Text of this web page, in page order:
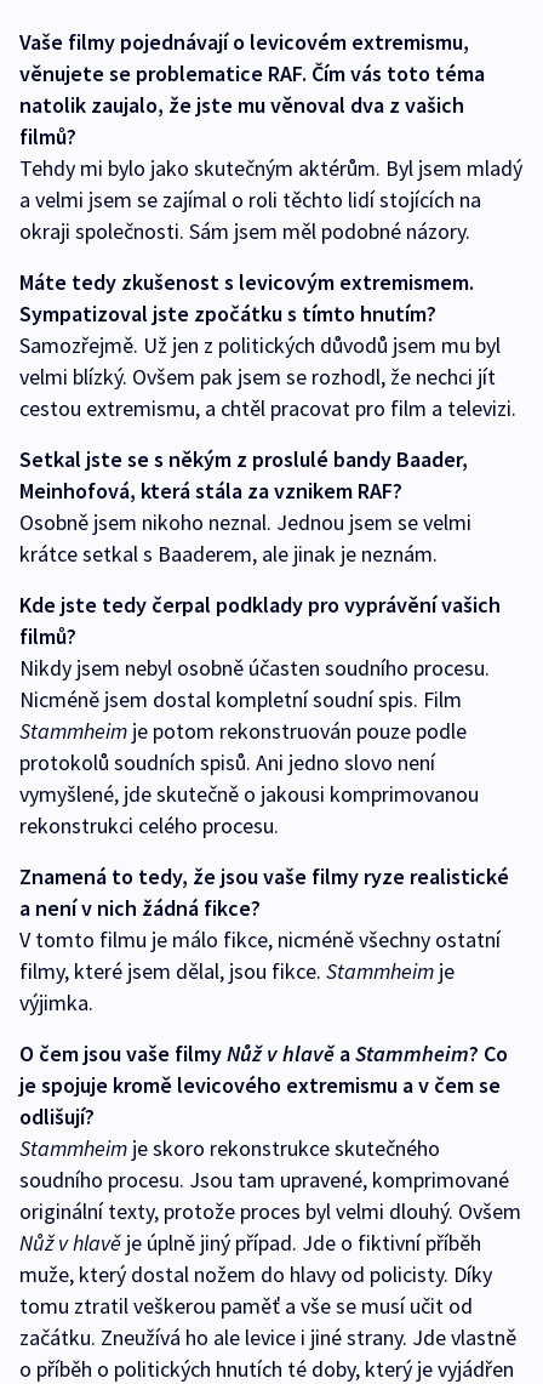
Vaše filmy pojednávají o levicovém extremismu,
věnujete se problematice RAF. Čím vás toto téma
natolik zaujalo, že jste mu věnoval dva z vašich
filmů?
Tehdy mi bylo jako skutečným aktérům. Byl jsem mladý
a velmi jsem se zajímal o roli těchto lidí stojících na
okraji společnosti. Sám jsem měl podobné názory.
Máte tedy zkušenost s levicovým extremismem.
Sympatizoval jste zpočátku s tímto hnutím?
Samozřejmě. Už jen z politických důvodů jsem mu byl
velmi blízký. Ovšem pak jsem se rozhodl, že nechci jít
cestou extremismu, a chtěl pracovat pro film a televizi.
Setkal jste se s někým z proslulé bandy Baader,
Meinhofová, která stála za vznikem RAF?
Osobně jsem nikoho neznal. Jednou jsem se velmi
krátce setkal s Baaderem, ale jinak je neznám.
Kde jste tedy čerpal podklady pro vyprávění vašich
filmů?
Nikdy jsem nebyl osobně účasten soudního procesu.
Nicméně jsem dostal kompletní soudní spis. Film
Stammheim je potom rekonstruován pouze podle
protokolů soudních spisů. Ani jedno slovo není
vymyšlené, jde skutečně o jakousi komprimovanou
rekonstrukci celého procesu.
Znamená to tedy, že jsou vaše filmy ryze realistické
a není v nich žádná fikce?
V tomto filmu je málo fikce, nicméně všechny ostatní
filmy, které jsem dělal, jsou fikce. Stammheim je
výjimka.
O čem jsou vaše filmyNůž v hlavě aStammheim? Co
je spojuje kromě levicového extremismu a v čem se
odlišují?
Stammheim je skoro rekonstrukce skutečného
soudního procesu. Jsou tam upravené, komprimované
originální texty, protože proces byl velmi dlouhý. Ovšem
Nůž v hlavě je úplně jiný případ. Jde o fiktivní příběh
muže, který dostal nožem do hlavy od policisty. Díky
tomu ztratil veškerou paměť a vše se musí učit od
začátku. Zneužívá ho ale levice i jiné strany. Jde vlastně
o příběh o politických hnutích té doby, který je vyjádřen